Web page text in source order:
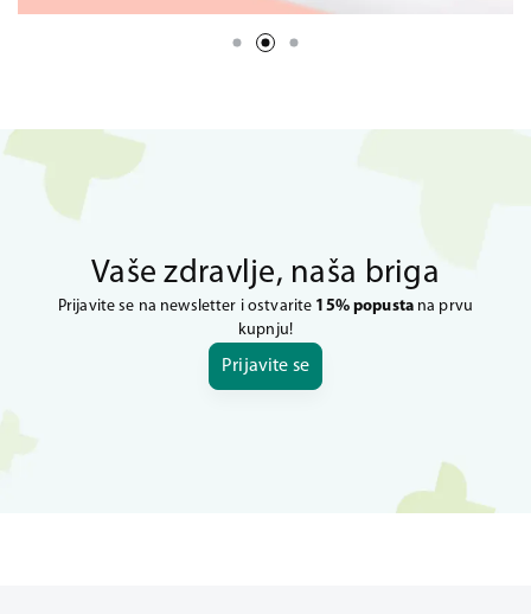
Vaše zdravlje, naša briga
Prijavite se na newsletter i ostvarite 15% popustana prvu
kupnju!
Prijavite se